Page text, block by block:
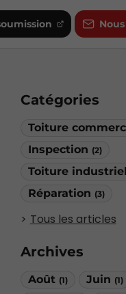
Catégories
Toiture
Inspection (2)
Toiture
Réparation (3)
Tous les articles
Archives
Août (1) Juin (1)